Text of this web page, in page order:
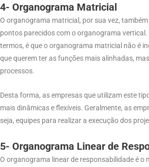
4- Organograma Matricial
O organograma matricial, por sua vez,
pontos parecidos com o organograma vertical.
termos, é que o organograma matricial não é
que querem ter as funções mais alinhadas,
processos.
Desta forma, as empresas que utilizam este
mais dinâmicas e flexíveis. Geralmente, as
seja, equipes para realizar a execução dos
5- Organograma Linear de
O organograma linear de responsabilidade é o